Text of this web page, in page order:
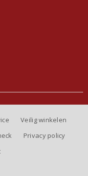
Veilig winkelen
Privacy policy